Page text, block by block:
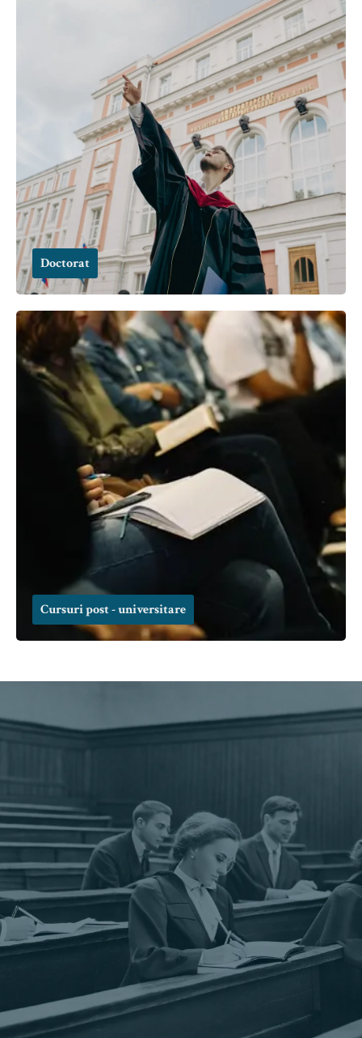
Doctorat
Cursuri post - universitare